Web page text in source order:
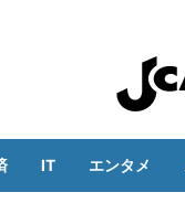
IT エンタメ